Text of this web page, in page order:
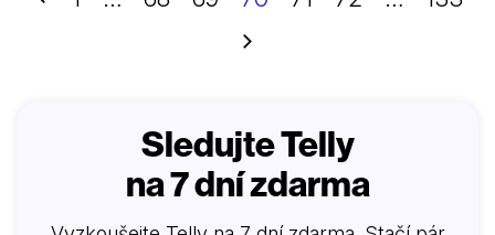
se jedním z nejvlivnějších mužů ve městě…
Další
Sledujte Telly
na 7 dní zdarma